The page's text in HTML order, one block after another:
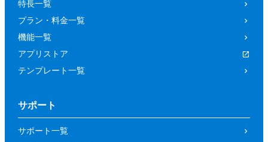
特長一覧
プラン・料金一覧
機能一覧
アプリストア
テンプレート一覧
サポート
サポート一覧